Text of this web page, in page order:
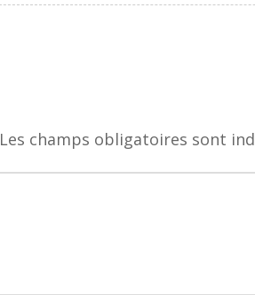
Les champs obligatoires sont